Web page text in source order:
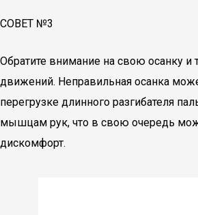
СОВЕТ №3
Обратите внимание на свою осанку и
движений. Неправильная осанка
перегрузке длинного разгибателя
мышцам рук, что в свою очередь
дискомфорт.